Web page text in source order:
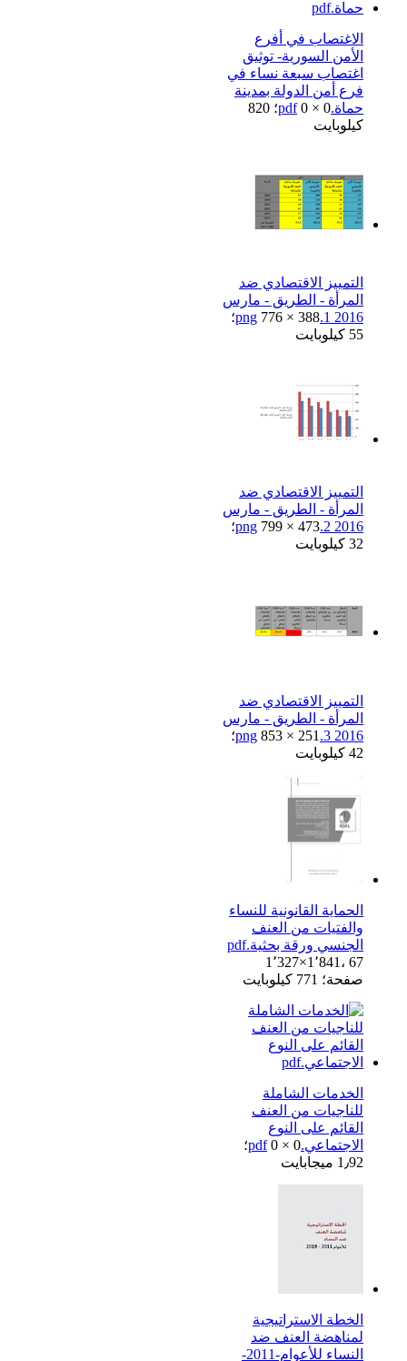
الاغتصاب في أفرع
الأمن السورية- توثيق
اغتصاب سبعة نساء في
فرع أمن الدولة بمدينة
حماة.pdf
0 × 0؛ 820
كيلوبايت
التمييز الاقتصادي ضد
المرأة - الطريق - مارس
2016 1.png
776 × 388؛
55 كيلوبايت
التمييز الاقتصادي ضد
المرأة - الطريق - مارس
2016 2.png
799 × 473؛
32 كيلوبايت
التمييز الاقتصادي ضد
المرأة - الطريق - مارس
2016 3.png
853 × 251؛
42 كيلوبايت
الحماية القانونية للنساء
والفتيات من العنف
الجنسي ورقة بحثية.pdf
1٬327×1٬841، 67
صفحة؛ 771 كيلوبايت
الخدمات الشاملة
للناجيات من العنف
القائم على النوع
الاجتماعي.pdf
0 × 0؛
1٫92 ميجابايت
الخطة الاستراتيجية
لمناهضة العنف ضد
النساء للأعوام-2011-